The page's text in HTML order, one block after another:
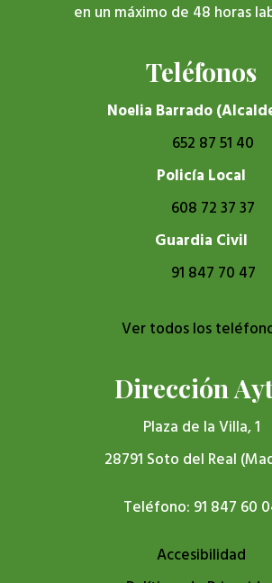
en un máximo de 48 horas
Teléfonos
Noelia Barrado
652 87 51 40
Policía Local
608 72 37 37
Guardia Civil
91 847 70 47
Ver todos los
Dirección
Plaza de la Villa, 1
28791 Soto del Real
Teléfono: 91 847 60
Accesibilidad